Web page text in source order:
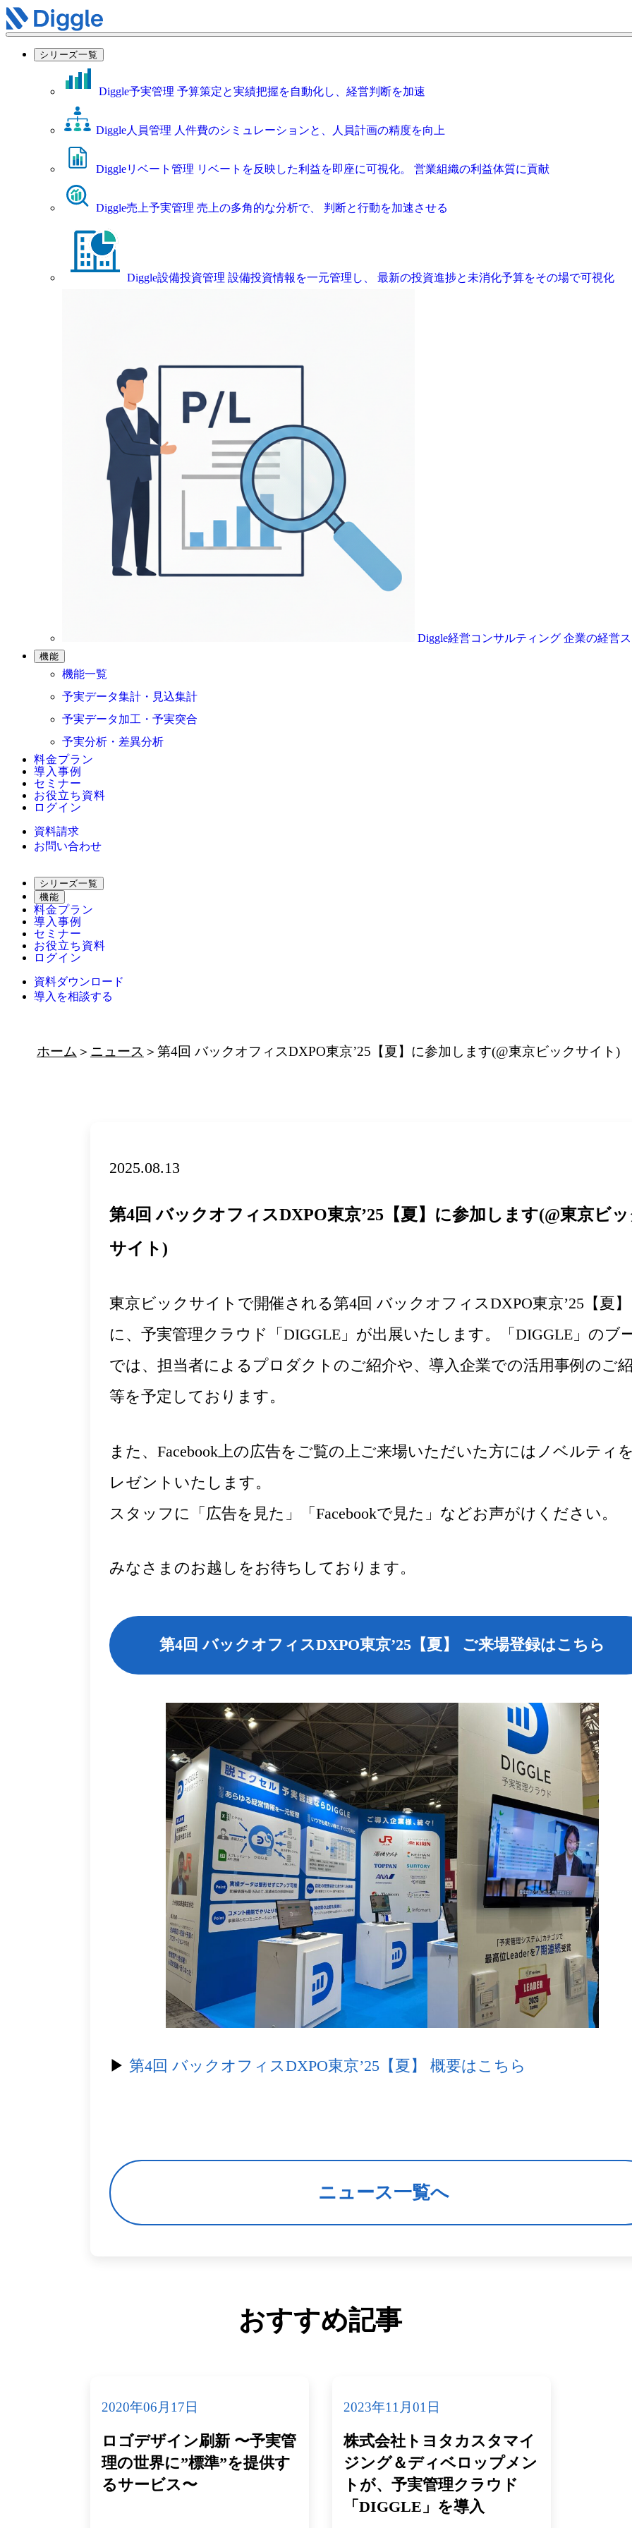
シリーズ一覧
Diggle予実管理 予算策定と実績把握を自動化し、経営判断を加速
Diggle人員管理 人件費のシミュレーションと、人員計画の精度を向上
Diggleリベート管理 リベートを反映した利益を即座に可視化。 営業組織の利益体質に貢献
Diggle売上予実管理 売上の多角的な分析で、 判断と行動を加速させる
Diggle設備投資管理 設備投資情報を一元管理し、 最新の投資進捗と未消化予算をその場で可視化
Diggle経営コンサルティング 企業の経営
機能
機能一覧
予実データ集計・見込集計
予実データ加工・予実突合
予実分析・差異分析
料金プラン
導入事例
セミナー
お役立ち資料
ログイン
資料請求
お問い合わせ
シリーズ一覧
機能
料金プラン
導入事例
セミナー
お役立ち資料
ログイン
資料ダウンロード
導入を相談する
ホーム ニュース 第4回 バックオフィスDXPO東京’25【夏】に参加します(@東京ビックサイト)
2025.08.13
第4回 バックオフィスDXPO東京’25【夏】に参加します(@東京ビッ
サイト)
東京ビックサイトで開催される第4回 バックオフィスDXPO東京’25【夏】
に、予実管理クラウド「DIGGLE」が出展いたします。「DIGGLE」のブ
では、担当者によるプロダクトのご紹介や、導入企業での活用事例のご
等を予定しております。
また、Facebook上の広告をご覧の上ご来場いただいた方にはノベルティ
レゼントいたします。
スタッフに「広告を見た」「Facebookで見た」などお声がけください。
みなさまのお越しをお待ちしております。
第4回 バックオフィスDXPO東京’25【夏】 ご来場登録はこちら
▶︎第4回 バックオフィスDXPO東京’25【夏】 概要はこちら
ニュース一覧へ
おすすめ記事
2020年06月17日
ロゴデザイン刷新 〜予実管
理の世界に”標準”を提供す
るサービス〜
2023年11月01日
株式会社トヨタカスタマイ
ジング＆ディベロップメン
トが、予実管理クラウド
「DIGGLE」を導入